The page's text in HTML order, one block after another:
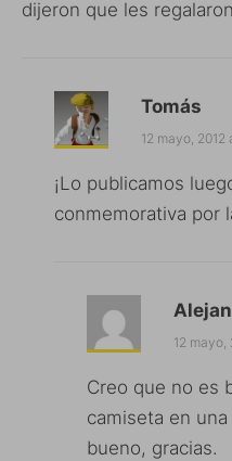
dijeron que les
Tomás
12 mayo, 2012
¡Lo publicamos
conmemorativa por
12 mayo,
Creo que no es
camiseta en
bueno, gracias.